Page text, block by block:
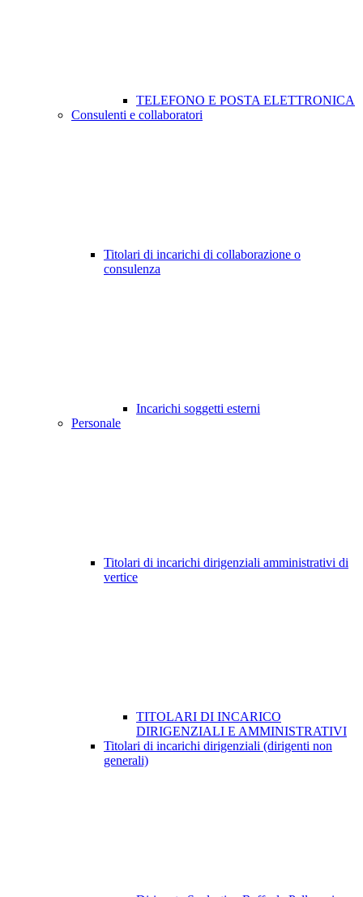
TELEFONO E POSTA ELETTRONICA
Consulenti e collaboratori
Titolari di incarichi di collaborazione o
consulenza
Incarichi soggetti esterni
Personale
Titolari di incarichi dirigenziali amministrativi di
vertice
TITOLARI DI INCARICO
DIRIGENZIALI E AMMINISTRATIVI
Titolari di incarichi dirigenziali (dirigenti non
generali)